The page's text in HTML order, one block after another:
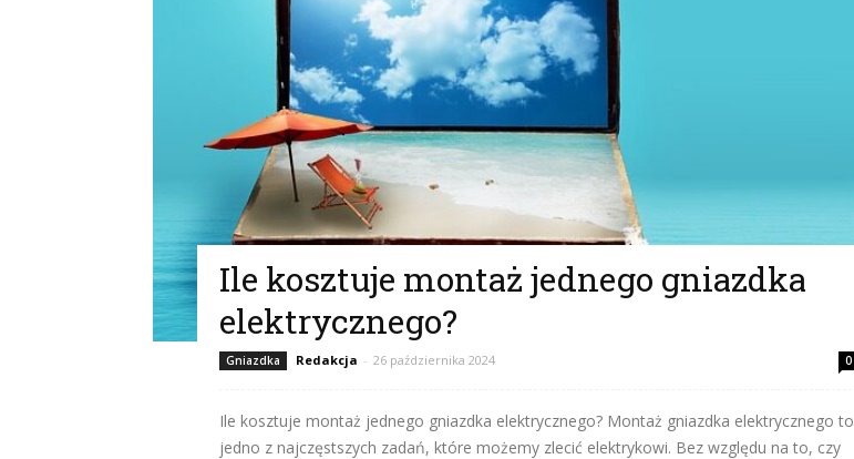
Ile kosztuje montaż jednego gniazdka
elektrycznego?
Gniazdka Redakcja - 26 października 2024 0
Ile kosztuje montaż jednego gniazdka elektrycznego? Montaż gniazdka elektrycznego to
jedno z najczęstszych zadań, które możemy zlecić elektrykowi. Bez względu na to, czy